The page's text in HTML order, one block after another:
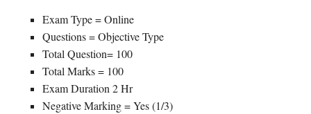
Exam Type = Online
Questions = Objective Type
Total Question= 100
Total Marks = 100
Exam Duration 2 Hr
Negative Marking = Yes (1/3)